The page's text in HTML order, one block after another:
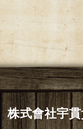
株式會社宇